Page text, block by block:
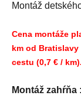
Montáž
Cena montáže
km od
cestu (0,7 € / km).
Montáž zahŕňa :